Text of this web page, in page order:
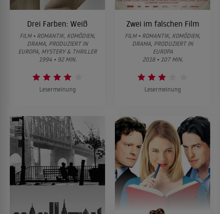
Drei Farben: Weiß
FILM • ROMANTIK, KOMÖDIEN,
DRAMA, PRODUZIERT IN
EUROPA, MYSTERY & THRILLER
1994 • 92 MIN.
Lesermeinung
Zwei im falschen Film
FILM • ROMANTIK, KOMÖDIEN,
DRAMA, PRODUZIERT IN
EUROPA
2018 • 107 MIN.
Lesermeinung